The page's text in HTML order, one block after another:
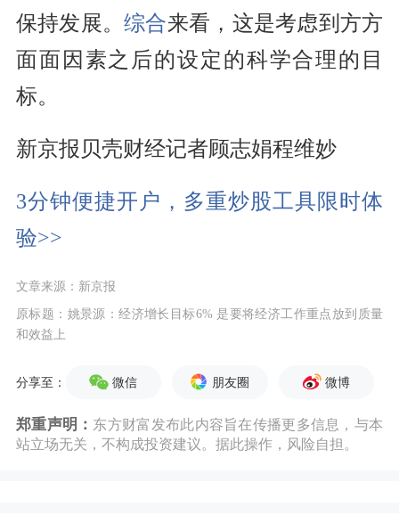
保持发展。综合来看，这是考虑到方方
面面因素之后的设定的科学合理的目
标。
新京报贝壳财经记者顾志娟程维妙
3分钟便捷开户，多重炒股工具限时体
验>>
文章来源：新京报
原标题：姚景源：经济增长目标6% 是要将经济工作重点放到质量
和效益上
分享至： 微信 朋友圈 微博
郑重声明： 东方财富发布此内容旨在传播更多信息，与本
站立场无关，不构成投资建议。据此操作，风险自担。